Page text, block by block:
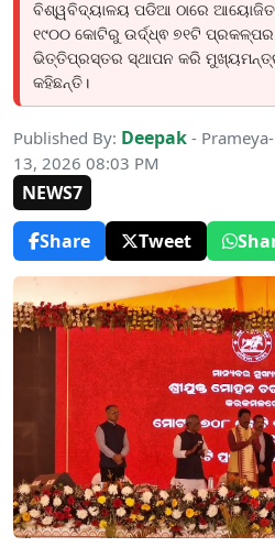
ବିଶ୍ୱବିଦ୍ୟାଳୟ ପଡିଆ ଠାରେ ଆୟୋଜିତ
୧୯୦୦ କୋଟିରୁ ଉର୍ଦ୍ଧ୍ଵ ୭୧ଟି
ଭିତ୍ତିପ୍ରସ୍ତର ସ୍ଥାପନ କରି
କହିଛନ୍ତି।
Published By: Deepak -
13, 2026 08:03 PM
NEWS7
Share
Tweet